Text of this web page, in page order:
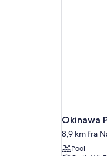
Okinawa
8,9 km fra
Pool